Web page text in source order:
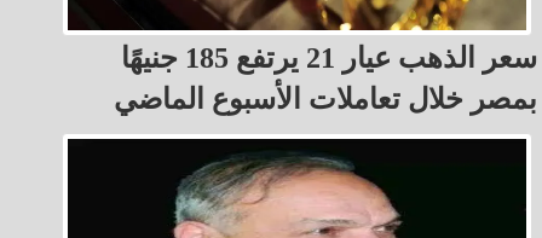
سعر الذهب عيار 21 يرتفع 185 جنيهًا
بمصر خلال تعاملات الأسبوع الماضي